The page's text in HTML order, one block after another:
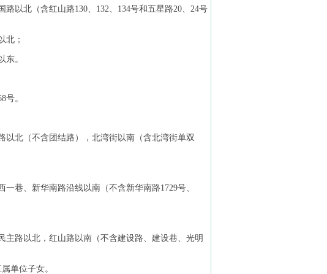
以北（含红山路130、132、134号和五星路20、24号
北；
东。
号。
北（不含团结路），北湾街以南（含北湾街单双
巷、新华南路沿线以南（不含新华南路1729号、
路以北，红山路以南（不含建设路、建设巷、光明
单位子女。